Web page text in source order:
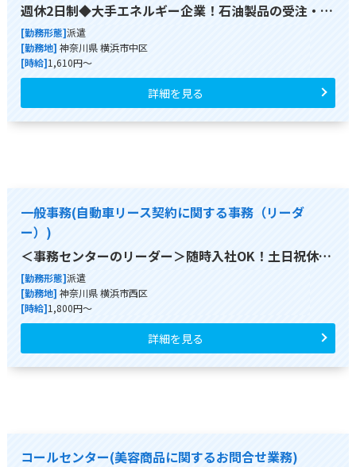
週休2日制◆大手エネルギー企業！石油製品の受注・…
[勤務形態]派遣
[勤務地] 神奈川県 横浜市中区
[時給]1,610円～
詳細を見る
一般事務(自動車リース契約に関する事務（リーダ
ー）)
＜事務センターのリーダー＞随時入社OK！土日祝休…
[勤務形態]派遣
[勤務地] 神奈川県 横浜市西区
[時給]1,800円～
詳細を見る
コールセンター(美容商品に関するお問合せ業務)